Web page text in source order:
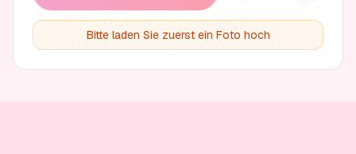
Bitte laden Sie zuerst ein Foto hoch